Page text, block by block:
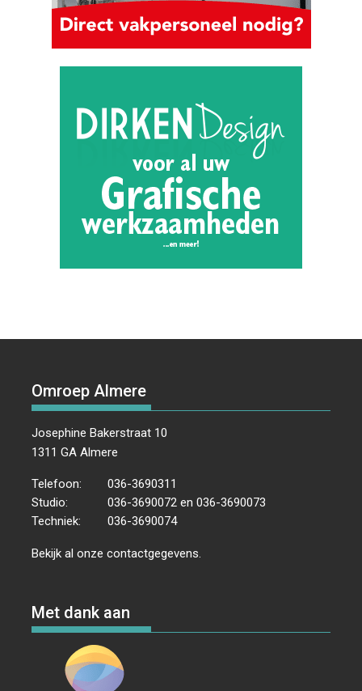
Omroep Almere
Josephine Bakerstraat 10
1311 GA Almere
Telefoon:
036-3690311
Studio:
036-3690072 en 036-3690073
Techniek:
036-3690074
Bekijk al onzecontactgegevens
Met dank aan